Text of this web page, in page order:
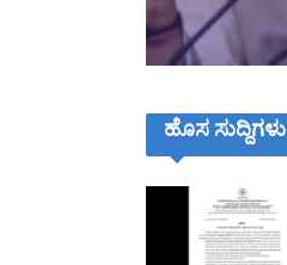
ಹೊಸ ಸುದ್ದಿಗಳು